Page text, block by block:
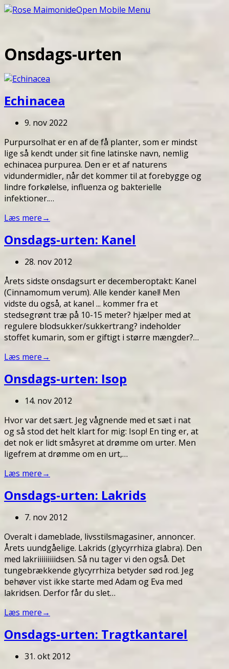
Open Mobile Menu
Onsdags-urten
Echinacea
9. nov 2022
Purpursolhat er en af de få planter, som er mindst
lige så kendt under sit fine latinske navn, nemlig
echinacea purpurea. Den er et af naturens
vidundermidler, når det kommer til at forebygge og
lindre forkølelse, influenza og bakterielle
infektioner.…
Læs mere→
Onsdags-urten: Kanel
28. nov 2012
Årets sidste onsdagsurt er decemberoptakt: Kanel
(Cinnamomum verum). Alle kender kanel! Men
vidste du også, at kanel ... kommer fra et
stedsegrønt træ på 10-15 meter? hjælper med at
regulere blodsukker/sukkertrang? indeholder
stoffet kumarin, som er giftigt i større mængder?…
Læs mere→
Onsdags-urten: Isop
14. nov 2012
Hvor var det sært. Jeg vågnende med et sæt i nat
og så stod det helt klart for mig: Isop! En ting er, at
det nok er lidt småsyret at drømme om urter. Men
ligefrem at drømme om en urt,…
Læs mere→
Onsdags-urten: Lakrids
7. nov 2012
Overalt i dameblade, livsstilsmagasiner, annoncer.
Årets uundgåelige. Lakrids (glycyrrhiza glabra). Den
med lakriiiiiiiiidsen. Så nu tager vi den også. Det
tungebrækkende glycyrrhiza betyder sød rod. Jeg
behøver vist ikke starte med Adam og Eva med
lakridsen. Derfor får du slet…
Læs mere→
Onsdags-urten: Tragtkantarel
31. okt 2012